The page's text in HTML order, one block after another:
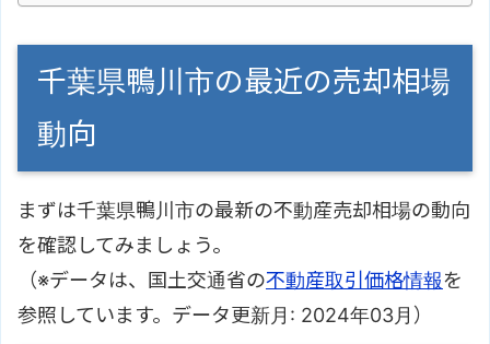
千葉県鴨川市の最近の売却相場
動向
まずは千葉県鴨川市の最新の不動産売却相場の動向
を確認してみましょう。
（※データは、国土交通省の不動産取引価格情報を
参照しています。データ更新月: 2024年03月）